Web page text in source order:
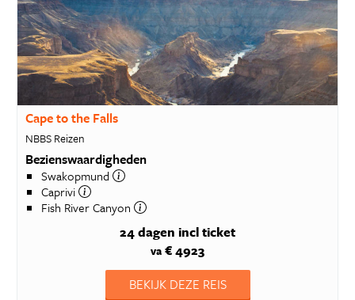
Cape to the Falls
NBBS Reizen
Bezienswaardigheden
Swakopmund
Caprivi
Fish River Canyon
24 dagen incl ticket
va € 4923
BEKIJK DEZE REIS